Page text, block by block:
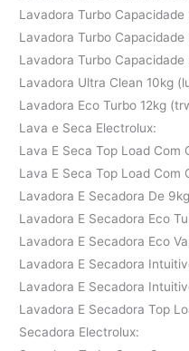
Lavadora Turbo Capacidade
Lavadora Turbo Capacidade
Lavadora Turbo Capacidade
Lavadora Ultra Clean 10kg
Lavadora Eco Turbo 12kg
Lava e Seca Electrolux:
Lava E Seca Top Load Com
Lava E Seca Top Load Com
Lavadora E Secadora De
Lavadora E Secadora Eco
Lavadora E Secadora Eco
Lavadora E Secadora
Lavadora E Secadora
Lavadora E Secadora Top
Secadora Electrolux: